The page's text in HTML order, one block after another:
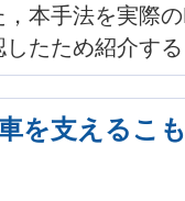
本手法を実際
たため紹介す
を支えるこ